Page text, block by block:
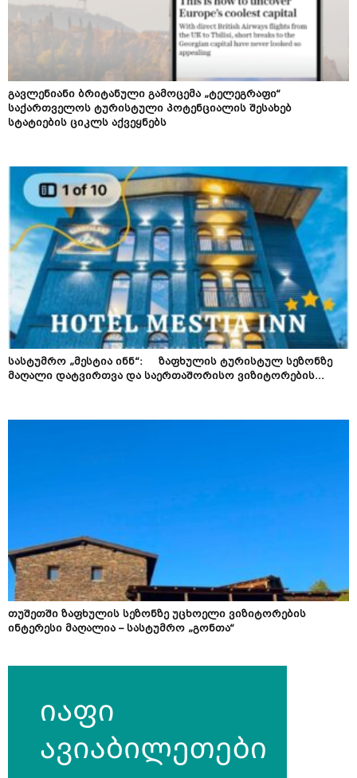
გავლენიანი ბრიტანული გამოცემა „ტელეგრაფი“
საქართველოს ტურისტული პოტენციალის შესახებ
სტატიების ციკლს აქვეყნებს
სასტუმრო „მესტია ინნ“: ზაფხულის ტურისტულ სეზონზე
მაღალი დატვირთვა და საერთაშორისო ვიზიტორების...
თუშეთში ზაფხულის სეზონზე უცხოელი ვიზიტორების
ინტერესი მაღალია – სასტუმრო „გონთა“